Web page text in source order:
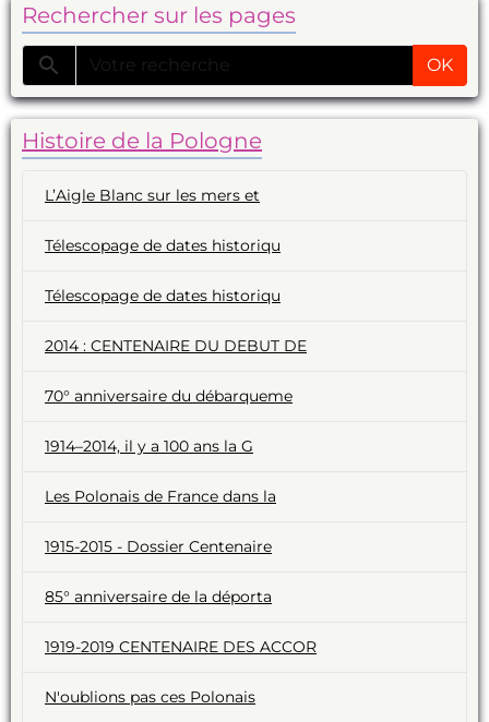
Rechercher sur les pages
OK
Histoire de la Pologne
L’Aigle Blanc sur les mers et
Télescopage de dates historiqu
Télescopage de dates historiqu
2014 : CENTENAIRE DU DEBUT DE
70° anniversaire du débarqueme
1914–2014, il y a 100 ans la G
Les Polonais de France dans la
1915-2015 - Dossier Centenaire
85° anniversaire de la déporta
1919-2019 CENTENAIRE DES ACCOR
N'oublions pas ces Polonais